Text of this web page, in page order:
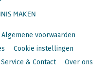
MAKEN
Algemene voorwaarden
Cookie instellingen
Service & Contact Over ons